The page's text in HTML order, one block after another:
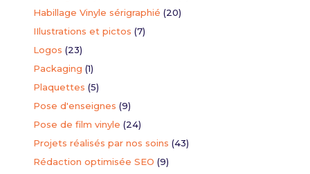
du formulaire de demande d'autorisation de modification de
Habillage Vinyle sérigraphié (20)
IIlustrations et pictos (7)
Logos (23)
Packaging (1)
Plaquettes (5)
Pose d'enseignes (9)
Pose de film vinyle (24)
Projets réalisés par nos soins (43)
Rédaction optimisée SEO (9)